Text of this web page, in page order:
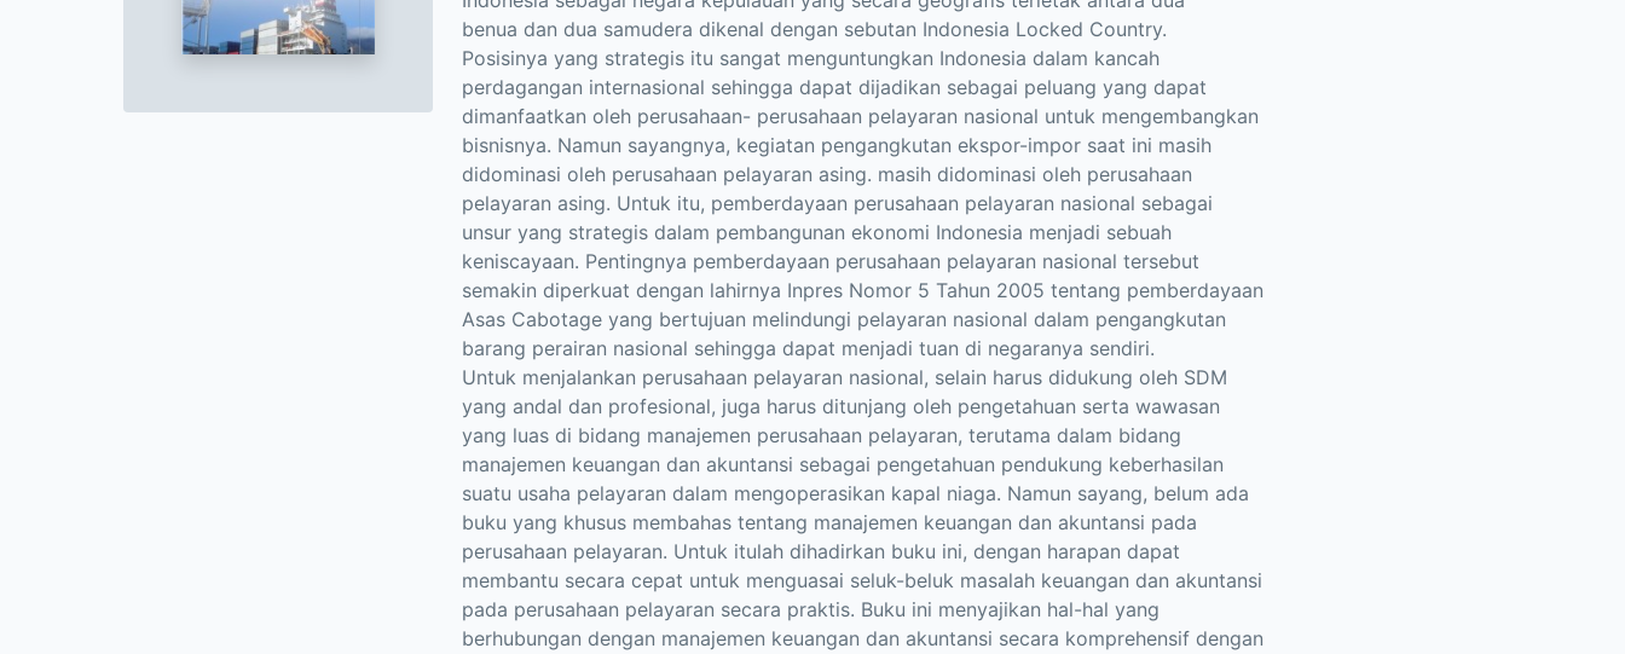
benua dan dua samudera dikenal dengan sebutan Indonesia Locked Country.
Posisinya yang strategis itu sangat menguntungkan Indonesia dalam kancah
perdagangan internasional sehingga dapat dijadikan sebagai peluang yang dapat
dimanfaatkan oleh perusahaan- perusahaan pelayaran nasional untuk mengembangkan
bisnisnya. Namun sayangnya, kegiatan pengangkutan ekspor-impor saat ini masih
didominasi oleh perusahaan pelayaran asing. masih didominasi oleh perusahaan
pelayaran asing. Untuk itu, pemberdayaan perusahaan pelayaran nasional sebagai
unsur yang strategis dalam pembangunan ekonomi Indonesia menjadi sebuah
keniscayaan. Pentingnya pemberdayaan perusahaan pelayaran nasional tersebut
semakin diperkuat dengan lahirnya Inpres Nomor 5 Tahun 2005 tentang pemberdayaan
Asas Cabotage yang bertujuan melindungi pelayaran nasional dalam pengangkutan
barang perairan nasional sehingga dapat menjadi tuan di negaranya sendiri.
Untuk menjalankan perusahaan pelayaran nasional, selain harus didukung oleh SDM
yang andal dan profesional, juga harus ditunjang oleh pengetahuan serta wawasan
yang luas di bidang manajemen perusahaan pelayaran, terutama dalam bidang
manajemen keuangan dan akuntansi sebagai pengetahuan pendukung keberhasilan
suatu usaha pelayaran dalam mengoperasikan kapal niaga. Namun sayang, belum ada
buku yang khusus membahas tentang manajemen keuangan dan akuntansi pada
perusahaan pelayaran. Untuk itulah dihadirkan buku ini, dengan harapan dapat
membantu secara cepat untuk menguasai seluk-beluk masalah keuangan dan akuntansi
pada perusahaan pelayaran secara praktis. Buku ini menyajikan hal-hal yang
berhubungan dengan manajemen keuangan dan akuntansi secara komprehensif dengan